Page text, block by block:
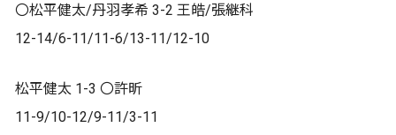
〇松平健太/丹羽孝希 3-2 王皓/張継科
12-14/6-11/11-6/13-11/12-10
松平健太 1-3 〇許昕
11-9/10-12/9-11/3-11